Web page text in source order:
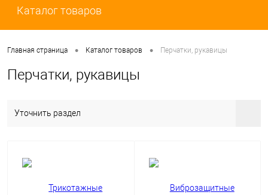
Каталог товаров
Главная страница • Каталог товаров • Перчатки, рукавицы
Перчатки, рукавицы
Уточнить раздел